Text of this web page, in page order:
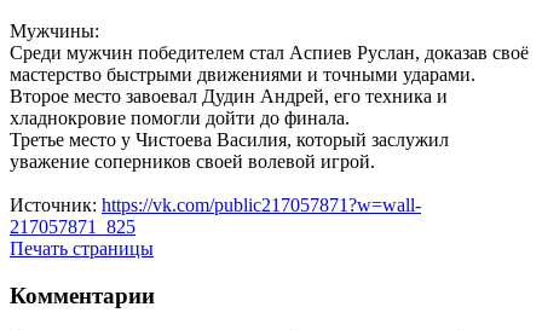
Мужчины:
Среди мужчин победителем стал Аспиев Руслан, доказав своё
мастерство быстрыми движениями и точными ударами.
Второе место завоевал Дудин Андрей, его техника и
хладнокровие помогли дойти до финала.
Третье место у Чистоева Василия, который заслужил
уважение соперников своей волевой игрой.
Источник: https://vk.com/public217057871?w=wall-
217057871_825
Печать страницы
Комментарии